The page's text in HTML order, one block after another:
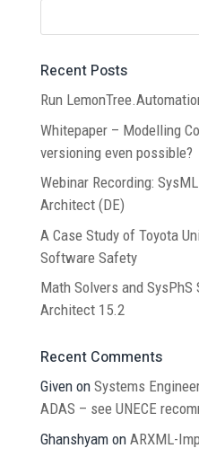
Recent Posts
Run
Whitepaper – Modelling
versioning even possible?
Webinar Recording:
Architect (DE)
A Case Study of Toyota
Software Safety
Math Solvers and
Architect 15.2
Recent Comments
Givenon Systems
ADAS – see UNECE
Ghanshyamon ARXML-